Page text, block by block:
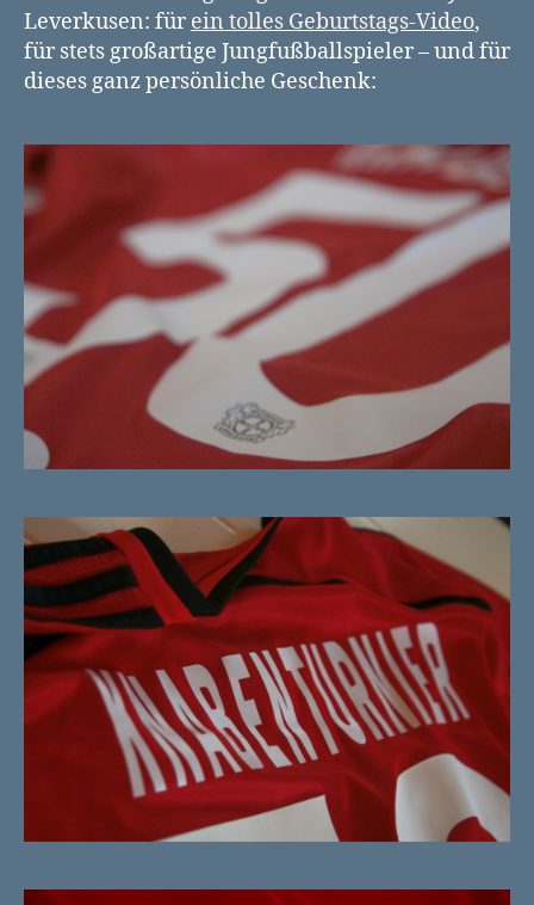
Leverkusen: für ein tolles Geburtstags-Video,
für stets großartige Jungfußballspieler – und für
dieses ganz persönliche Geschenk: